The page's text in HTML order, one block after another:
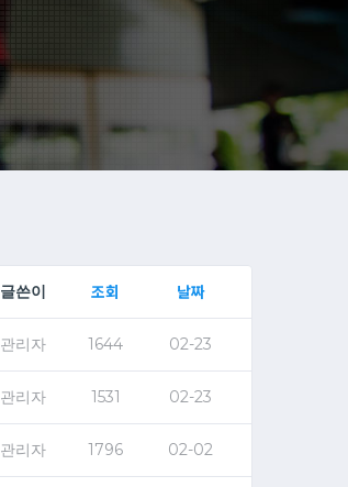
글쓴이 조회 날짜
관리자 1644 02-23
관리자 1531 02-23
관리자 1796 02-02